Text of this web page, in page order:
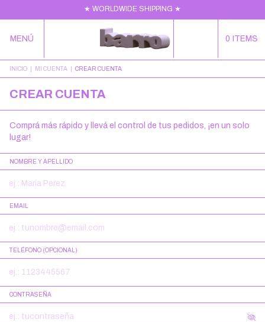
★ WORLDWIDE SHIPPING ★
MENÚ 0 ITEMS
INICIO MI CUENTA CREAR CUENTA
CREAR CUENTA
Comprá más rápido y llevá el control de tus pedidos, ¡en un solo
lugar!
NOMBRE Y APELLIDO
EMAIL
TELÉFONO (OPCIONAL)
CONTRASEÑA